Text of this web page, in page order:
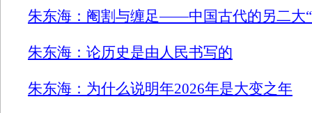
朱东海：阉割与缠足——中国古代的另二大
朱东海：论历史是由人民书写的
朱东海：为什么说明年2026年是大变之年